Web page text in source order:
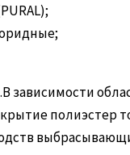
зависимости
полиэстер